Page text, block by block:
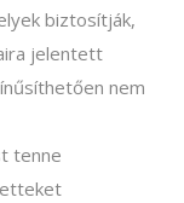
biztosítják,
jelentett
nem
tenne